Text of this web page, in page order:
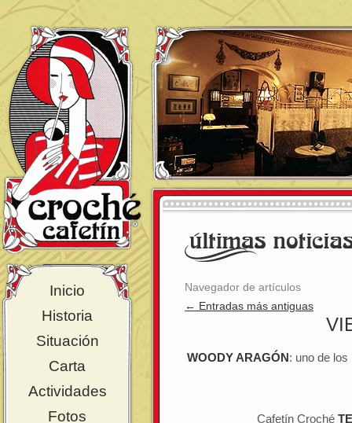
Inicio
Historia
Situación
Carta
Actividades
Fotos
Navegador de artículos
← Entradas más antiguas
WOODY ARAGÓN: uno de
Cafetín Croché